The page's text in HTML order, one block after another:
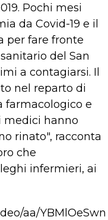
Pochi mesi
da Covid-19 e il
per fare fronte
del San
a contagiarsi. Il
nel reparto di
farmacologico e
medici hanno
rinato", racconta
che
infermieri, ai
aa/YBMlOeSwn